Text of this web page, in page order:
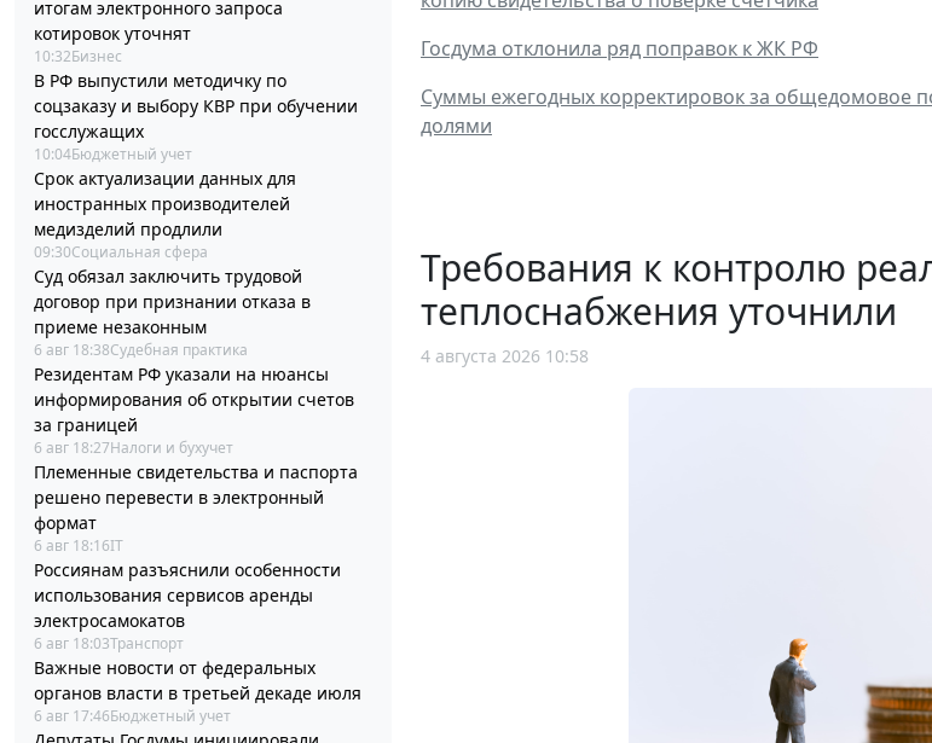
итогам электронного запроса
котировок уточнят
10:32Бизнес
В РФ выпустили методичку по
соцзаказу и выбору КВР при обучении
госслужащих
10:04Бюджетный учет
Срок актуализации данных для
иностранных производителей
медизделий продлили
09:30Социальная сфера
Суд обязал заключить трудовой
договор при признании отказа в
приеме незаконным
6 авг 18:38Судебная практика
Резидентам РФ указали на нюансы
информирования об открытии счетов
за границей
6 авг 18:27Налоги и бухучет
Племенные свидетельства и паспорта
решено перевести в электронный
формат
6 авг 18:16IT
Россиянам разъяснили особенности
использования сервисов аренды
электросамокатов
6 авг 18:03Транспорт
Важные новости от федеральных
органов власти в третьей декаде июля
6 авг 17:46Бюджетный учет
Госдума отклонила ряд поправок к ЖК РФ
Суммы ежегодных корректировок за общедомовое
долями
Требования к контролю
теплоснабжения уточнили
4 августа 2026 10:58